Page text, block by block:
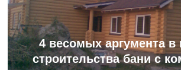
4 весомых аргумента в
строительства бани с